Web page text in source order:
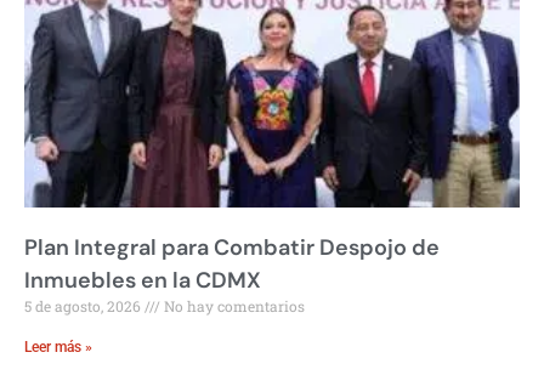
Plan Integral para Combatir Despojo de
Inmuebles en la CDMX
5 de agosto, 2026 No hay comentarios
Leer más »